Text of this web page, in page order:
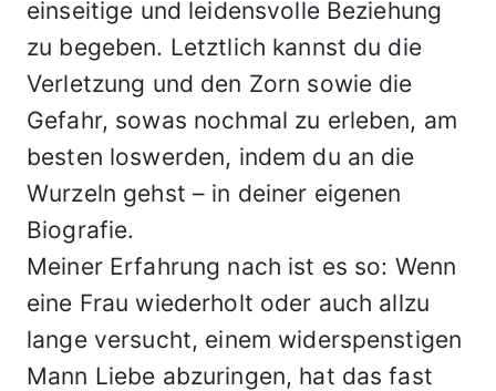
einseitige und leidensvolle Beziehung
zu begeben. Letztlich kannst du die
Verletzung und den Zorn sowie die
Gefahr, sowas nochmal zu erleben, am
besten loswerden, indem du an die
Wurzeln gehst – in deiner eigenen
Biografie.
Meiner Erfahrung nach ist es so: Wenn
eine Frau wiederholt oder auch allzu
lange versucht, einem widerspenstigen
Mann Liebe abzuringen, hat das fast